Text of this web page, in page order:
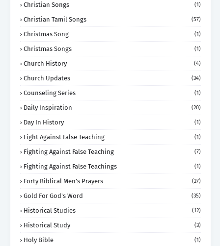
Christian Songs (1)
Christian Tamil Songs (57)
Christmas Song (1)
Christmas Songs (1)
Church History (4)
Church Updates (34)
Counseling Series (1)
Daily Inspiration (20)
Day In History (1)
Fight Against False Teaching (1)
Fighting Against False Teaching (7)
Fighting Against False Teachings (1)
Forty Biblical Men's Prayers (27)
Gold For God's Word (35)
Historical Studies (12)
Historical Study (3)
Holy Bible (1)